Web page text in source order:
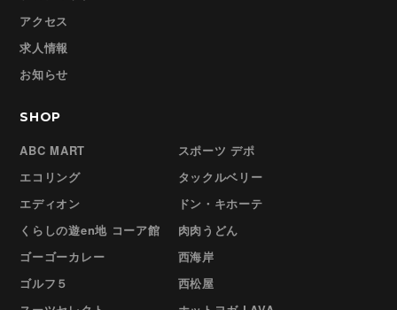
アクセス
求人情報
お知らせ
SHOP
ABC MART
エコリング
エディオン
くらしの遊en地 コーア館
ゴーゴーカレー
ゴルフ５
スポーツ デポ
タックルベリー
ドン・キホーテ
肉肉うどん
西海岸
西松屋